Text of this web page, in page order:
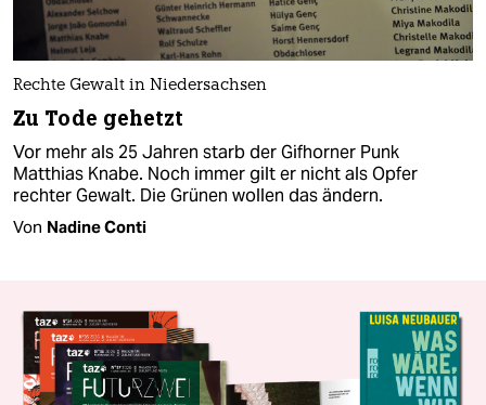
Rechte Gewalt in Niedersachsen
Zu Tode gehetzt
Vor mehr als 25 Jahren starb der Gifhorner Punk
Matthias Knabe. Noch immer gilt er nicht als Opfer
rechter Gewalt. Die Grünen wollen das ändern.
Von Nadine Conti